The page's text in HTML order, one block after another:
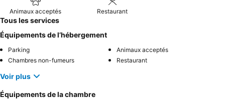
Animaux acceptés Restaurant
Tous les services
Équipements de l’hébergement
Parking
Animaux acceptés
Chambres non-fumeurs
Restaurant
Voir plus
Équipements de la chambre